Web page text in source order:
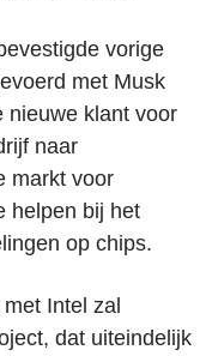
vorige
met Musk
nieuwe klant voor
naar
markt voor
helpen bij het
op chips.
Intel zal
dat uiteindelijk